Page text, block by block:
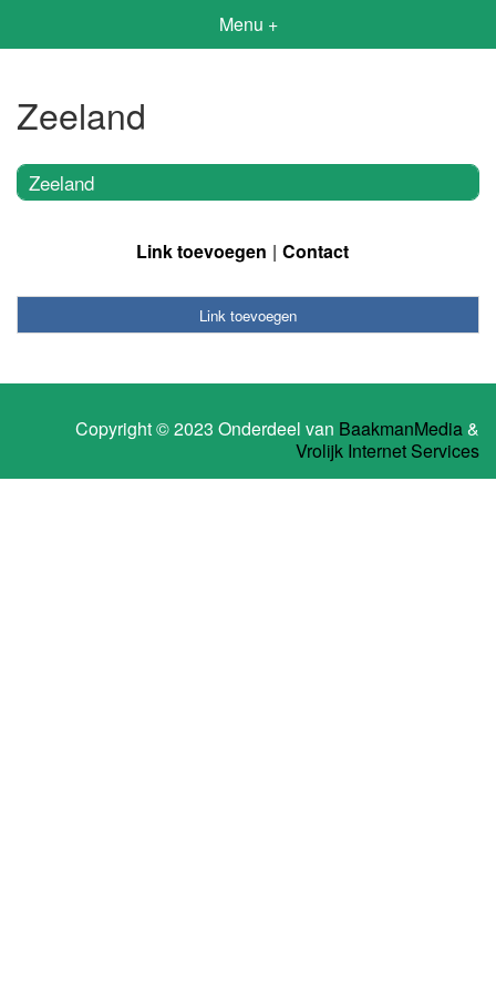
Menu +
Zeeland
Zeeland
Link toevoegen Contact
Link toevoegen
Copyright © 2023 Onderdeel van BaakmanMedia&
Vrolijk Internet Services